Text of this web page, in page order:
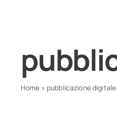
Home » pubblicazione digitale